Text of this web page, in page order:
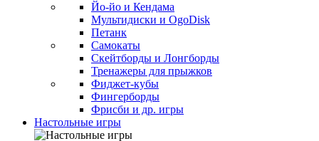
Йо-йо и Кендама
Мультидиски и OgoDisk
Петанк
Самокаты
Скейтборды и Лонгборды
Тренажеры для прыжков
Фиджет-кубы
Фингерборды
Фрисби и др. игры
Настольные игры